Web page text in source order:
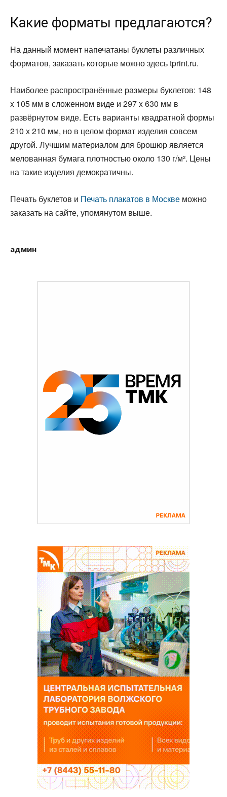
Какие форматы предлагаются?
На данный момент напечатаны буклеты различных
форматов, заказать которые можно здесь tprint.ru.
Наиболее распространённые размеры буклетов: 148
x 105 мм в сложенном виде и 297 x 630 мм в
развёрнутом виде. Есть варианты квадратной формы
210 х 210 мм, но в целом формат изделия совсем
другой. Лучшим материалом для брошюр является
мелованная бумага плотностью около 130 г/м². Цены
на такие изделия демократичны.
Печать буклетов и Печать плакатов в Москве можно
заказать на сайте, упомянутом выше.
админ